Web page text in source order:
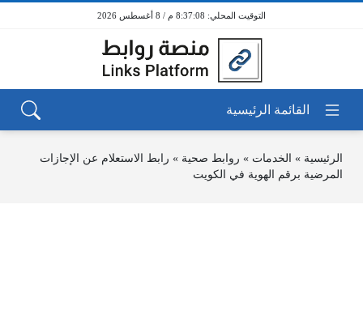
8:37:08 م / 8 أغسطس 2026
الرئيسية » الخدمات » روابط صحية » رابط الاستعلام عن الإجازات
المرضية برقم الهوية في الكويت